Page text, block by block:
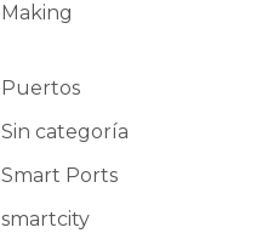
Making
Puertos
Sin categoría
Smart Ports
smartcity